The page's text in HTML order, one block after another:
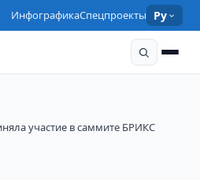
ИнфографикаСпецпроекты Ру
участие в саммите БРИКС